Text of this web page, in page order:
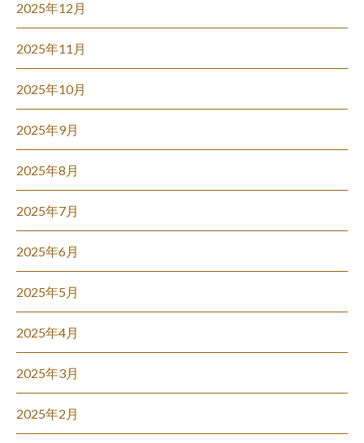
2025年12月
2025年11月
2025年10月
2025年9月
2025年8月
2025年7月
2025年6月
2025年5月
2025年4月
2025年3月
2025年2月